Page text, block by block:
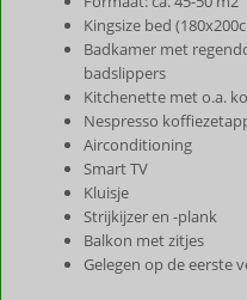
Kingsize bed
Badkamer met
badslippers
Kitchenette met o.a.
Nespresso
Airconditioning
Smart TV
Kluisje
Strijkijzer en -plank
Balkon met zitjes
Gelegen op de eerste